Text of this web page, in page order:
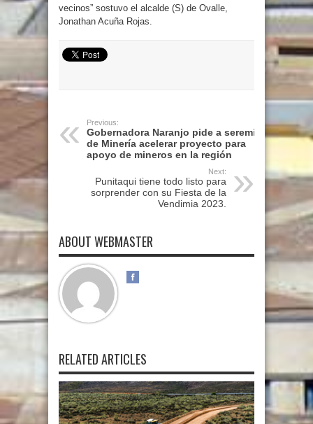
vecinos” sostuvo el alcalde (S) de Ovalle,
Jonathan Acuña Rojas.
Previous:
Gobernadora Naranjo pide a seremi
de Minería acelerar proyecto para
apoyo de mineros en la región
Next:
Punitaqui tiene todo listo para
sorprender con su Fiesta de la
Vendimia 2023.
ABOUT WEBMASTER
RELATED ARTICLES